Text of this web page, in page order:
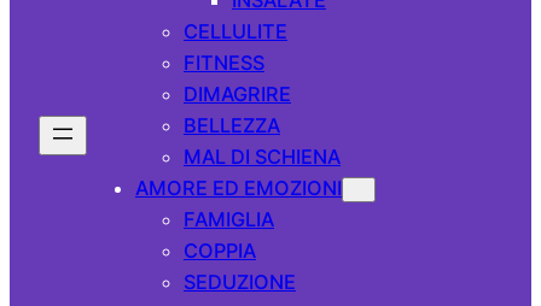
CELLULITE
FITNESS
DIMAGRIRE
BELLEZZA
MAL DI SCHIENA
AMORE ED EMOZIONI
FAMIGLIA
COPPIA
SEDUZIONE